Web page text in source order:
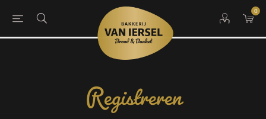
0
Registreren